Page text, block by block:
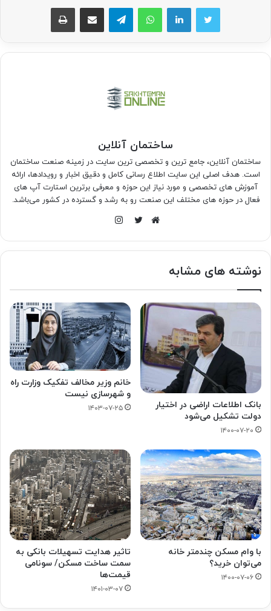
واتس آپ تلگرام اشتراک گذاری از طریق ایمیل چاپ
ساختمان آنلاین
ساختمان آنلاین، جامع ترین و تخصصی ترین سایت در زمینه صنعت ساختمان
است. هدف اصلی این سایت اطلاع رسانی کامل و دقیق اخبار و رویدادها، ارائه
آموزش های تخصصی و مورد نیاز این حوزه و معرفی برترین استارت آپ های
فعال در حوزه های مختلف این صنعت رو به رشد و گسترده در کشور می‌باشد.
نوشته های مشابه
بانک اطلاعات اراضی در اختیار
دولت تشکیل می‌شود
۱۴۰۰-۰۷-۲۰
خانم وزیر مخالف تفکیک وزارت راه
و شهرسازی نیست
۱۴۰۳-۰۷-۲۵
با وام مسکن چندمتر خانه
می‌توان خرید؟
۱۴۰۰-۰۷-۰۶
تاثیر هدایت تسهیلات بانکی به
سمت ساخت مسکن/ سونامی
قیمت‌ها
۱۴۰۱-۰۳-۰۷